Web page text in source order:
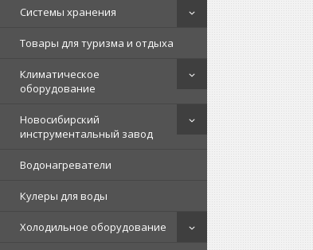
Системы хранения
Товары для туризма и отдыха
Климатическое
оборудование
Новосибирский
инструментальный завод
Водонагреватели
Кулеры для воды
Холодильное оборудование